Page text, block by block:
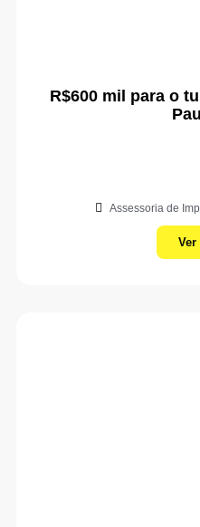
R$600 mil para o
Assessoria de
Ver